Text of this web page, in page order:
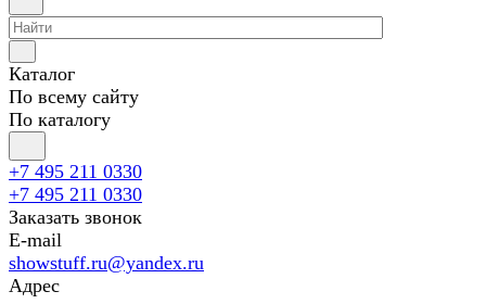
Каталог
По всему сайту
По каталогу
+7 495 211 0330
+7 495 211 0330
Заказать звонок
E-mail
showstuff.ru@yandex.ru
Адрес